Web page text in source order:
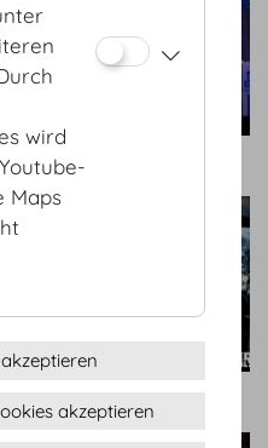
Pioneers Festival
wird
Maps
akzeptieren